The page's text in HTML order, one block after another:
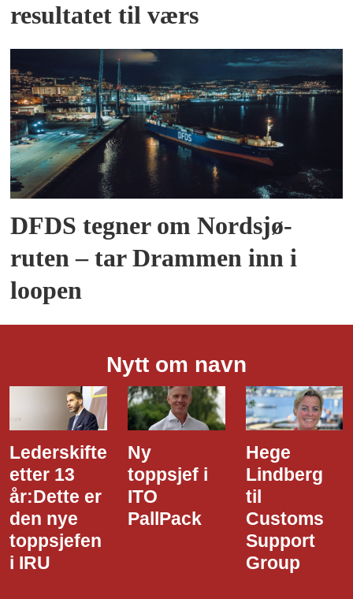
resultatet til værs
DFDS tegner om Nordsjø-
ruten – tar Drammen inn i
loopen
Nytt om navn
Lederskifte
etter 13
år:Dette er
den nye
toppsjefen
i IRU
Ny
toppsjef i
ITO
PallPack
Hege
Lindberg
til
Customs
Support
Group